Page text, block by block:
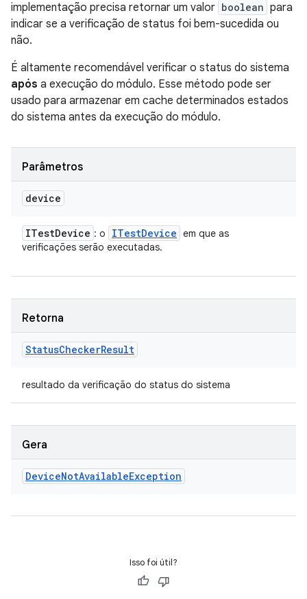
implementação precisa retornar um valor boolean para
indicar se a verificação de status foi bem-sucedida ou
não.
É altamente recomendável verificar o status do sistema
após a execução do módulo. Esse método pode ser
usado para armazenar em cache determinados estados
do sistema antes da execução do módulo.
Parâmetros
device
ITestDevice : o ITestDevice em que as
verificações serão executadas.
Retorna
StatusCheckerResult
resultado da verificação do status do sistema
Gera
DeviceNotAvailableException
Isso foi útil?